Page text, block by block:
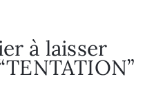
à laisser